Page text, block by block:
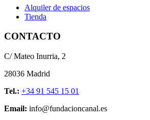
Alquiler de espacios
Tienda
CONTACTO
C/ Mateo Inurria, 2
28036 Madrid
Tel.: +34 91 545 15 01
Email: info@fundacioncanal.es